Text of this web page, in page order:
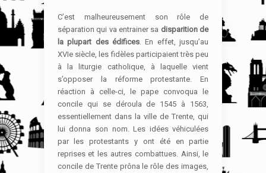
C’est malheureusement son rôle de
séparation qui va entrainer sa disparition de
la plupart des édifices . En effet, jusqu’au
XVIe siècle, les fidèles participaient très peu
à la liturgie catholique, à laquelle vient
s’opposer la réforme protestante. En
réaction à celle-ci, le pape convoqua le
concile qui se déroula de 1545 à 1563,
essentiellement dans la ville de Trente, qui
lui donna son nom. Les idées véhiculées
par les protestants y ont été en partie
reprises et les autres combattues. Ainsi, le
concile de Trente prôna le rôle des images,